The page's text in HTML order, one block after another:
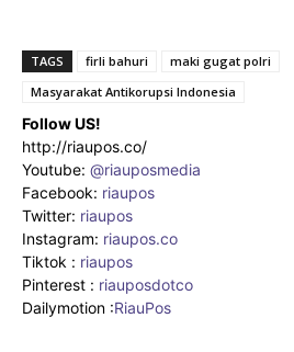
TAGS firli bahuri
maki gugat polri
Masyarakat Antikorupsi Indonesia
Follow US!
http://riaupos.co/
Youtube: @riauposmedia
Facebook: riaupos
Twitter: riaupos
Instagram: riaupos.co
Tiktok : riaupos
Pinterest : riauposdotco
Dailymotion :RiauPos